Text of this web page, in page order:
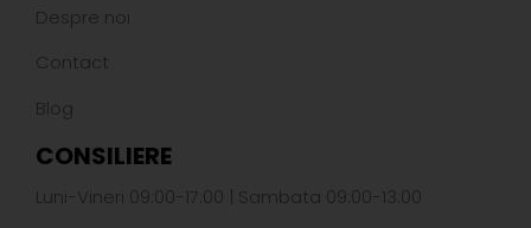
Despre noi
Contact
Blog
CONSILIERE
Luni-Vineri 09:00-17:00 | Sambata 09:00-13:00